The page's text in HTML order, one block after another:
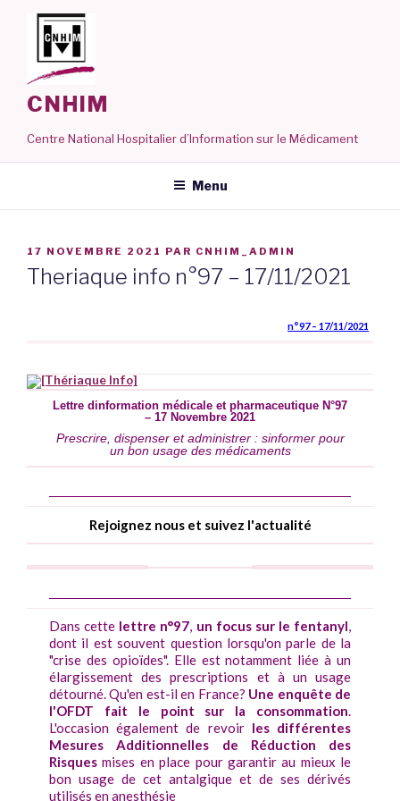
contenu
principal
CNHIM
Centre National Hospitalier d’Information sur le Médicament
Menu
PUBLIÉ
LE
17 NOVEMBRE 2021 PAR CNHIM_ADMIN
Theriaque info n°97 – 17/11/2021
n°97 – 17/11/2021
Lettre dinformation médicale et pharmaceutique N°97
– 17 Novembre 2021
Prescrire, dispenser et administrer : sinformer pour
un bon usage des médicaments
Rejoignez nous et suivez l'actualité
Dans cette lettre n°97, un focus sur le fentanyl,
dont il est souvent question lorsqu'on parle de la
"crise des opioïdes". Elle est notamment liée à un
élargissement des prescriptions et à un usage
détourné. Qu'en est-il en France? Une enquête de
l'OFDT fait le point sur la consommation.
L'occasion également de revoir les différentes
Mesures Additionnelles de Réduction des
Risques mises en place pour garantir au mieux le
bon usage de cet antalgique et de ses dérivés
utilisés en anesthésie